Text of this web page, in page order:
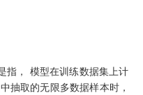
指， 模型在训练数据集上计
抽取的无限多数据样本时，